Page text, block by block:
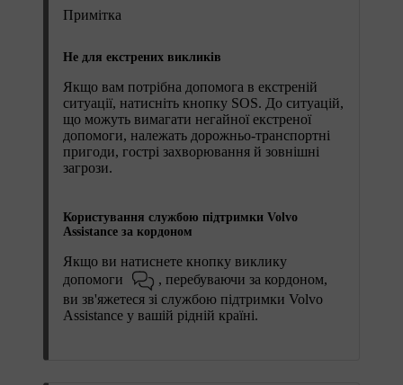
Примітка
Не для екстрених викликів
Якщо вам потрібна допомога в екстреній
ситуації, натисніть кнопку SOS. До ситуацій,
що можуть вимагати негайної екстреної
допомоги, належать дорожньо-транспортні
пригоди, гострі захворювання й зовнішні
загрози.
Користування службою підтримки Volvo
Assistance за кордоном
Якщо ви натиснете кнопку виклику
допомоги
, перебуваючи за кордоном,
ви зв'яжетеся зі службою підтримки Volvo
Assistance у вашій рідній країні.